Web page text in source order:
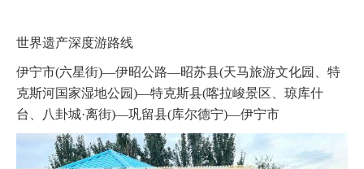
世界遗产深度游路线
伊宁市(六星街)—伊昭公路—昭苏县(天马旅游文化园、特
克斯河国家湿地公园)—特克斯县(喀拉峻景区、琼库什
台、八卦城·离街)—巩留县(库尔德宁)—伊宁市